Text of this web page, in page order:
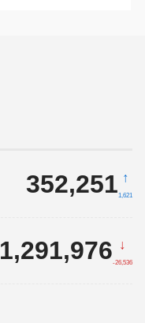
352,251 ↑
1,621
1,291,976 ↓
-26,536